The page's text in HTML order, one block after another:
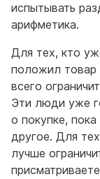
испытывать
арифметика.
Для тех, кто
положил товар
всего
Эти люди уже
о покупке,
другое. Для
лучше